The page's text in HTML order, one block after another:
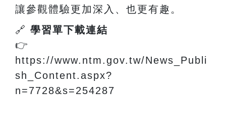
讓參觀體驗更加深入、也更有趣。
🔗 學習單下載連結
👉
https://www.ntm.gov.tw/News_Publi
sh_Content.aspx?
n=7728&s=254287